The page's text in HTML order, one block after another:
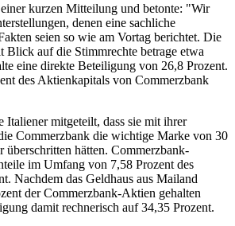
kurzen Mitteilung und betonte: "Wir
denen eine sachliche
seien so wie am Vortag berichtet. Die
Blick auf die Stimmrechte betrage etwa
eine direkte Beteiligung von 26,8 Prozent.
des Aktienkapitals von Commerzbank
Italiener mitgeteilt, dass sie mit ihrer
Commerzbank die wichtige Marke von 30
überschritten hätten. Commerzbank-
im Umfang von 7,58 Prozent des
Nachdem das Geldhaus aus Mailand
der Commerzbank-Aktien gehalten
damit rechnerisch auf 34,35 Prozent.